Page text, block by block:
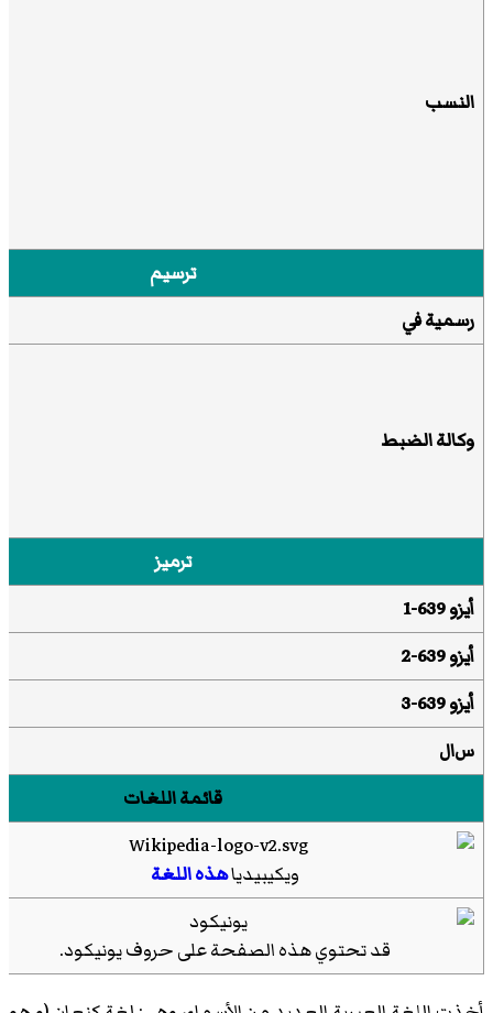
النسب
ترسيم
رسميةفي
وكالة الضبط
ترميز
أيزو 639-1
أيزو 639-2
أيزو 639-3
س‌ال
قائمة اللغات
ويكيبيدياهذه اللغة
قد تحتوي هذه الصفحة على حروفيونيكود.